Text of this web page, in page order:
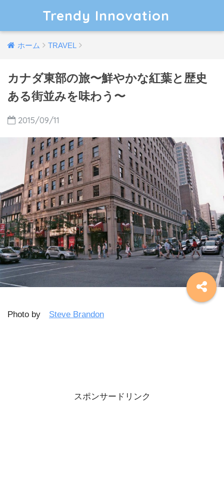
Trendy Innovation
ホーム TRAVEL
カナダ東部の旅〜鮮やかな紅葉と歴史
ある街並みを味わう〜
2015/09/11
Photo by Steve Brandon
スポンサードリンク